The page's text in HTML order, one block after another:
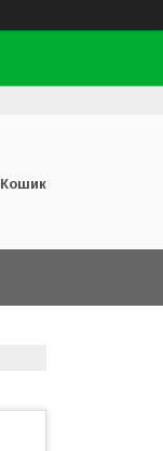
Кошик